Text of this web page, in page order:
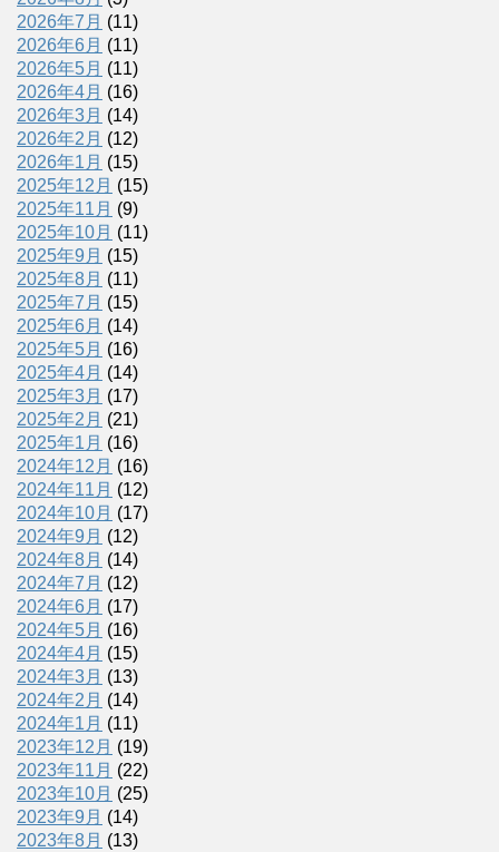
2026年7月 (11)
2026年6月 (11)
2026年5月 (11)
2026年4月 (16)
2026年3月 (14)
2026年2月 (12)
2026年1月 (15)
2025年12月 (15)
2025年11月 (9)
2025年10月 (11)
2025年9月 (15)
2025年8月 (11)
2025年7月 (15)
2025年6月 (14)
2025年5月 (16)
2025年4月 (14)
2025年3月 (17)
2025年2月 (21)
2025年1月 (16)
2024年12月 (16)
2024年11月 (12)
2024年10月 (17)
2024年9月 (12)
2024年8月 (14)
2024年7月 (12)
2024年6月 (17)
2024年5月 (16)
2024年4月 (15)
2024年3月 (13)
2024年2月 (14)
2024年1月 (11)
2023年12月 (19)
2023年11月 (22)
2023年10月 (25)
2023年9月 (14)
2023年8月 (13)